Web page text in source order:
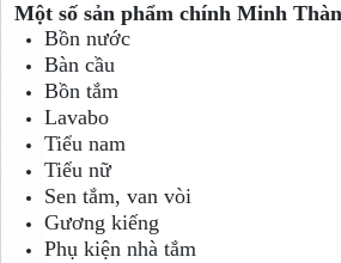
Một số sản phẩm chính Minh
Bồn nước
Bàn cầu
Bồn tắm
Lavabo
Tiểu nam
Tiểu nữ
Sen tắm, van vòi
Gương kiếng
Phụ kiện nhà tắm